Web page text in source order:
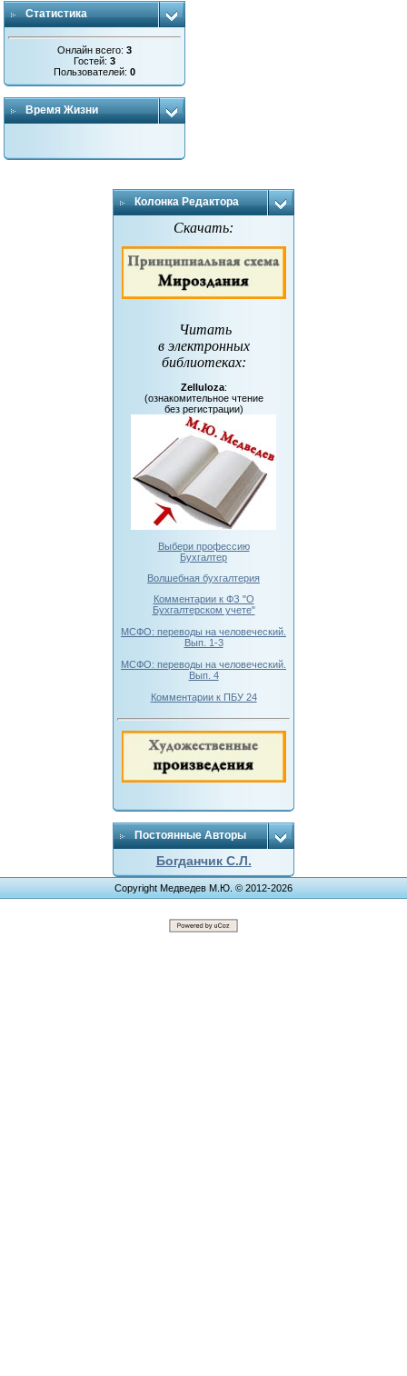
Статистика
Онлайн всего:3
Гостей:3
Пользователей:0
Время Жизни
Колонка Редактора
Скачать:
Читать
в электронных
библиотеках:
Zelluloza:
(ознакомительное чтение
без регистрации)
Выбери профессию
Бухгалтер
Волшебная бухгалтерия
Комментарии к ФЗ "О
Бухгалтерском учете"
МСФО: переводы на человеческий.
Вып. 1-3
МСФО: переводы на человеческий.
Вып. 4
Комментарии к ПБУ 24
Постоянные Авторы
Богданчик С.Л.
Copyright Медведев М.Ю. © 2012-2026